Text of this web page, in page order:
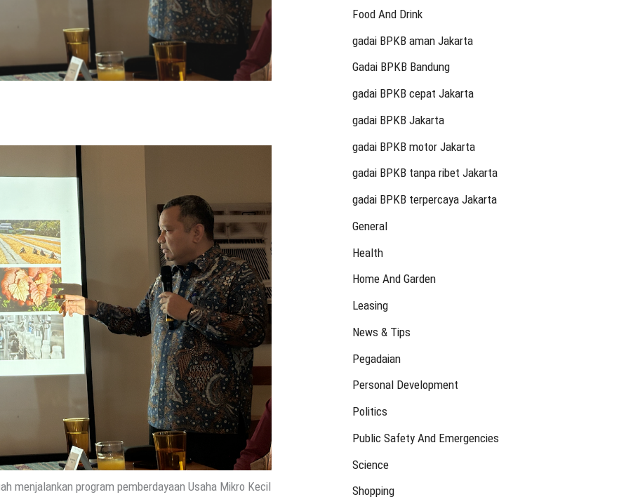
menjalankan program pemberdayaan Usaha Mikro Kecil
Food And Drink
gadai BPKB aman Jakarta
Gadai BPKB Bandung
gadai BPKB cepat Jakarta
gadai BPKB Jakarta
gadai BPKB motor Jakarta
gadai BPKB tanpa ribet Jakarta
gadai BPKB terpercaya Jakarta
General
Health
Home And Garden
Leasing
News & Tips
Pegadaian
Personal Development
Politics
Public Safety And Emergencies
Science
Shopping